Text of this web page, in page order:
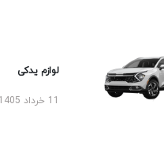
لوازم یدکی